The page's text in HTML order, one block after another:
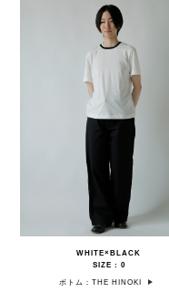
WHITE×BLACK
SIZE : 0
ボトム：THE HINOKI